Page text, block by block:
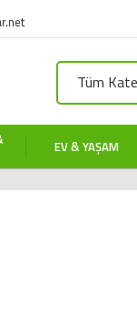
Tüm
EV & YAŞAM